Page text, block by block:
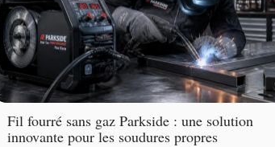
Fil fourré sans gaz Parkside : une solution
innovante pour les soudures propres